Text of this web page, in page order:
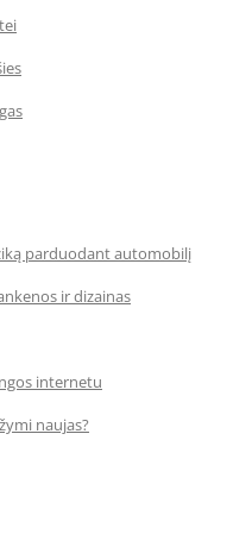
parduodant automobilį
ir dizainas
internetu
naujas?